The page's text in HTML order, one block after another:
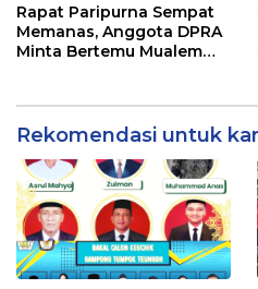
Rapat Paripurna Sempat
Memanas, Anggota DPRA
Minta Bertemu Mualem
Rekomendasi untuk